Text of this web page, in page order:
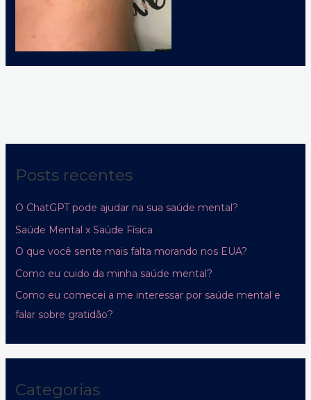
Posts recentes
O ChatGPT pode ajudar na sua saúde mental?
Saúde Mental x Saúde Física
O que você sente mais falta morando nos EUA?
Como eu cuido da minha saúde mental?
Como eu comecei a me interessar por saúde mental e
falar sobre gratidão?
Categorias